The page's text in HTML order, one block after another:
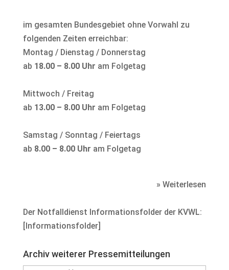
im gesamten Bundesgebiet ohne Vorwahl zu
folgenden Zeiten erreichbar:
Montag / Dienstag / Donnerstag
ab 18.00 – 8.00 Uhr am Folgetag
Mittwoch / Freitag
ab 13.00 – 8.00 Uhr am Folgetag
Samstag / Sonntag / Feiertags
ab 8.00 – 8.00 Uhr am Folgetag
» Weiterlesen
Der Notfalldienst Informationsfolder der KVWL:
[Informationsfolder]
Archiv weiterer Pressemitteilungen